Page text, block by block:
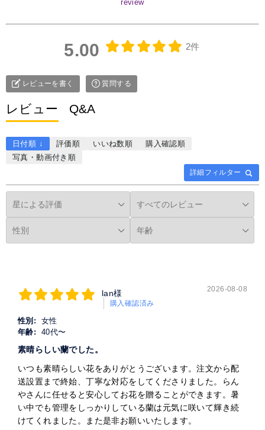
5.00 2件
レビューを書く 質問する
レビュー Q&A
詳細フィルター
日付順 ↓ 評価順 いいね数順
購入確認順
写真・動画付き順
lan様
購入確認済み
2026-08-08
性別:
女性
年齢:
40代〜
素晴らしい蘭でした。
いつも素晴らしい花をありがとうございます。注文から配
送設置まで終始、丁寧な対応をしてくださりました。らん
やさんに任せると安心してお花を贈ることができます。暑
い中でも管理をしっかりしている蘭は元気に咲いて輝き続
けてくれました。また是非お願いいたします。